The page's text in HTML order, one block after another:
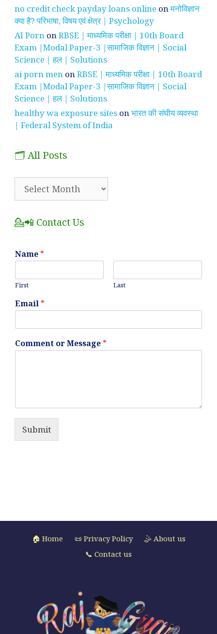
no credit check payday loans online onमनोविज्ञान
क्या है? परिभाषा, विषय एवं क्षेत्र | Psychology
AI Porn onRBSE | माध्यमिक परीक्षा | 10th Board
Exam |Modal Paper-3 |सामाजिक विज्ञान | Social
Science | हल | Solutions
ai porn men onRBSE | माध्यमिक परीक्षा | 10th Board
Exam |Modal Paper-3 |सामाजिक विज्ञान | Social
Science | हल | Solutions
healthy wa exposure sites onभारत की संघीय व्यवस्था
| Federal System of India
🗂️ All Posts
💁📲 Contact Us
Name *
First Last
Email *
Comment or Message *
Submit
🏠 Home 📜 Privacy Policy
🤹 About us
📞 Contact us